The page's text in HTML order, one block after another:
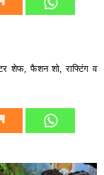
शेफ, फैशन शो, राफ्टिंग व